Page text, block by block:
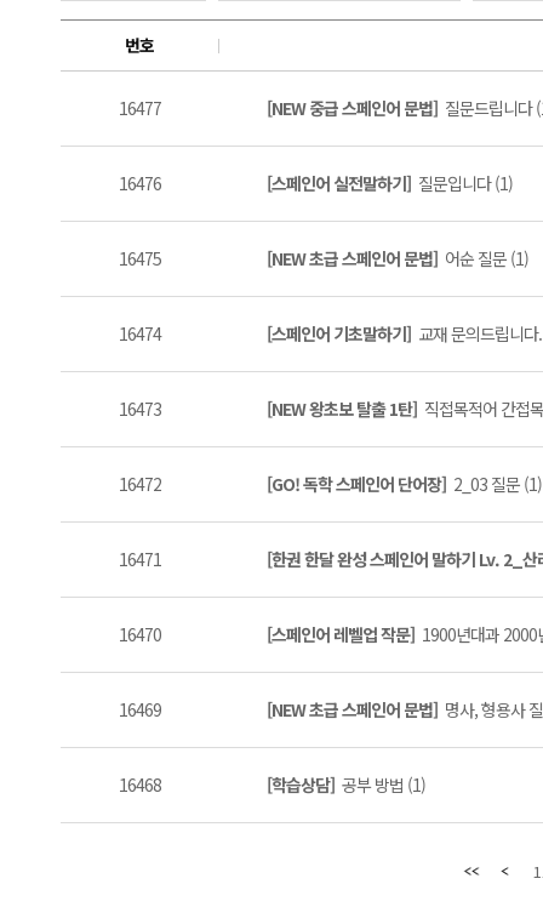
번호
16477 [NEW 중급 스페인어 문법] 질문드립니다
16476 [스페인어 실전말하기] 질문입니다 (1)
16475 [NEW 초급 스페인어 문법] 어순 질문 (1)
16474 [스페인어 기초말하기] 교재 문의드립니다
16473 [NEW 왕초보 탈출 1탄] 직접목적어 간접
16472 [GO! 독학 스페인어 단어장] 2_03 질문 (1)
16471 [한권 한달 완성 스페인어 말하기 Lv. 2_
16470 [스페인어 레벨업 작문] 1900년대과 2000
16469 [NEW 초급 스페인어 문법] 명사, 형용사
16468 [학습상담] 공부 방법 (1)